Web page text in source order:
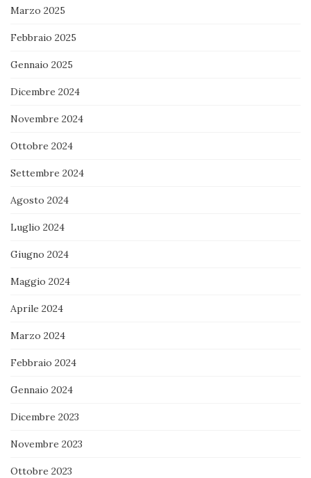
Marzo 2025
Febbraio 2025
Gennaio 2025
Dicembre 2024
Novembre 2024
Ottobre 2024
Settembre 2024
Agosto 2024
Luglio 2024
Giugno 2024
Maggio 2024
Aprile 2024
Marzo 2024
Febbraio 2024
Gennaio 2024
Dicembre 2023
Novembre 2023
Ottobre 2023